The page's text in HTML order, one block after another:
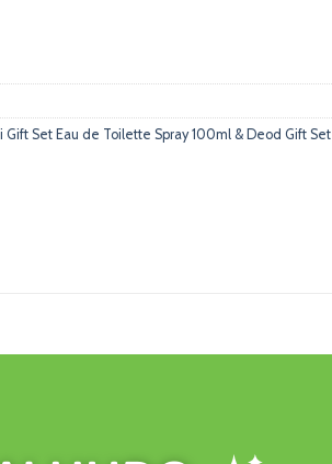
cho da khô (1 lit) quantity
Gift Set Eau de Toilette Spray 100ml & Deod Gift Set